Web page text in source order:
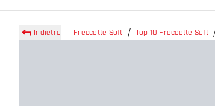
Indietro Freccette Soft Top 10 Freccette Soft